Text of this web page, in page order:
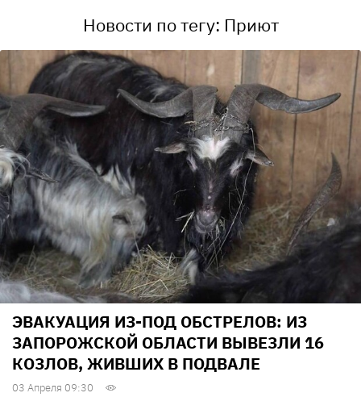
Новости по тегу: Приют
ЭВАКУАЦИЯ ИЗ-ПОД ОБСТРЕЛОВ: ИЗ
ЗАПОРОЖСКОЙ ОБЛАСТИ ВЫВЕЗЛИ 16
КОЗЛОВ, ЖИВШИХ В ПОДВАЛЕ
03 Апреля 09:30